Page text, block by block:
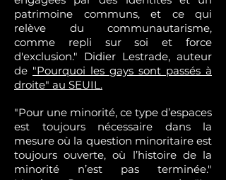
patrimoine communs, et ce qui
relève du communautarisme,
comme repli sur soi et force
d'exclusion." Didier Lestrade, auteur
de "Pourquoi les gays sont passés à
droite" au SEUIL.
"Pour une minorité, ce type d’espaces
est toujours nécessaire dans la
mesure où la question minoritaire est
toujours ouverte, où l’histoire de la
minorité n’est pas terminée."